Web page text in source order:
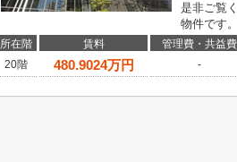
是非ご覧
物件です。
所在階 賃料 管理費・共益費
20階
480.9024万円 -